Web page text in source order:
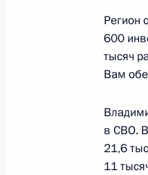
8 мая
7 мая
Регион
600
тысяч
Вам
в СВО.
21,6
11